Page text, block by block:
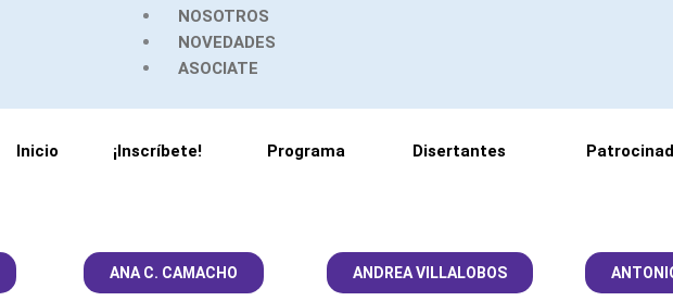
Menu
NOSOTROS
NOVEDADES
ASOCIATE
h
a
s
Inicio ¡Inscríbete! Programa Disertantes
ANA C. CAMACHO ANDREA VILLALOBOS